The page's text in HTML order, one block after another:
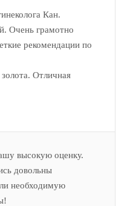
Кан.
Очень грамотно
рекомендации по
Отличная
высокую оценку.
довольны
необходимую